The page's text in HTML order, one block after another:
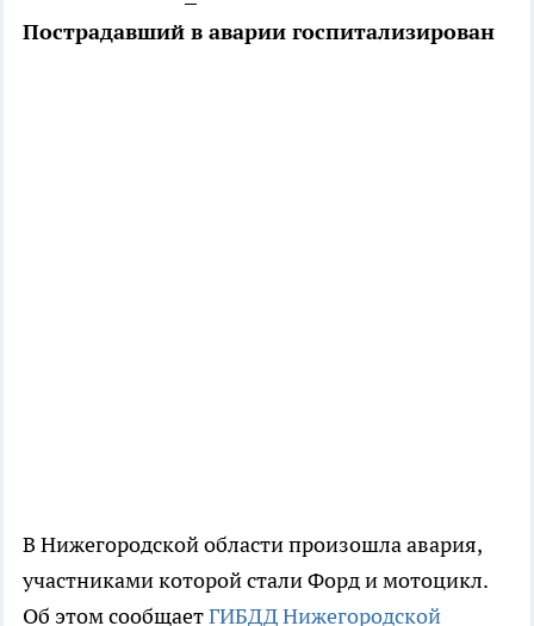
Пострадавший в аварии госпитализирован
В Нижегородской области произошла авария,
участниками которой стали Форд и мотоцикл.
Об этом сообщаетГИБДД Нижегородской